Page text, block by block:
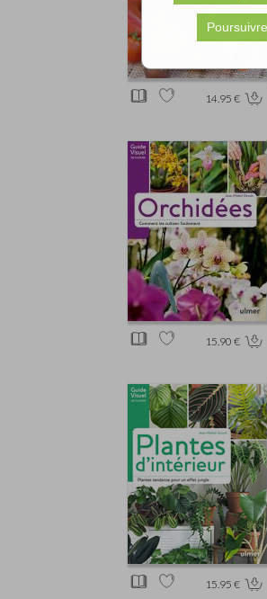
14.95 €
15.90 €
15.95 €